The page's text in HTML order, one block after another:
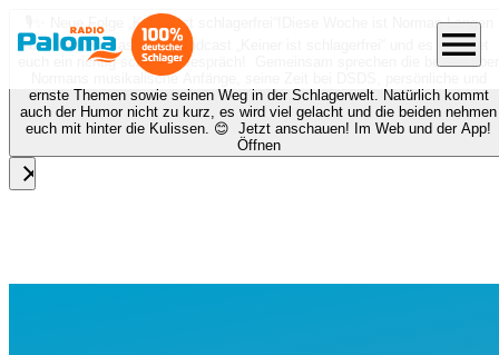
🎙️✨ Neue Folge „Keiner ist schlagerfrei“!
Diese Woche ist Norman Langen
bei Nora zu Gast beim Podcast „Keiner ist schlagerfrei“ und es erwartet
euch ein richtig schönes Gespräch! Gemeinsam sprechen die beiden über
Normans musikalische Anfänge, seine Zeit bei DSDS, persönliche und
ernste Themen sowie seinen Weg in der Schlagerwelt. Natürlich kommt
auch der Humor nicht zu kurz, es wird viel gelacht und die beiden nehmen
euch mit hinter die Kulissen. 😊 Jetzt anschauen! Im Web und der App!
Öffnen
close
menu